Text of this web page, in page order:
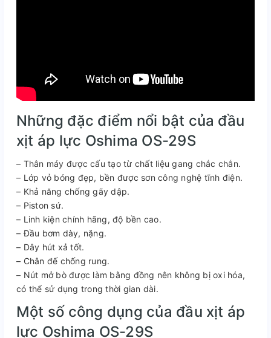
Những đặc điểm nổi bật của đầu
xịt áp lực Oshima OS-29S
– Thân máy được cấu tạo từ chất liệu gang chắc chắn.
– Lớp vỏ bóng đẹp, bền được sơn công nghệ tĩnh điện.
– Khả năng chống gãy dập.
– Piston sứ.
– Linh kiện chính hãng, độ bền cao.
– Đầu bơm dày, nặng.
– Dây hút xả tốt.
– Chân đế chống rung.
– Nút mở bò được làm bằng đồng nên không bị oxi hóa,
có thể sử dụng trong thời gian dài.
Một số công dụng của đầu xịt áp
lực Oshima OS-29S